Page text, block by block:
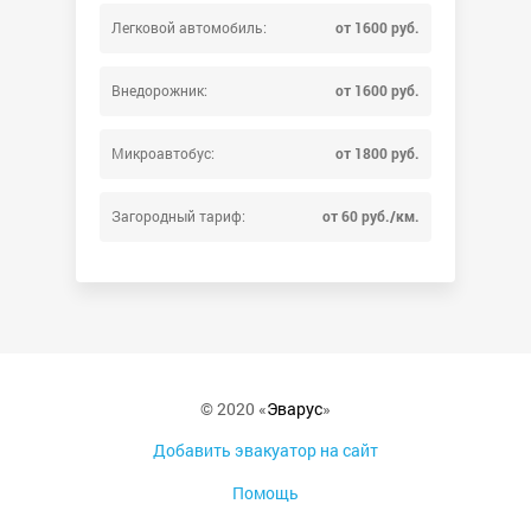
Легковой автомобиль: от 1600 руб.
Внедорожник: от 1600 руб.
Микроавтобус: от 1800 руб.
Загородный тариф: от 60 руб./км.
© 2020 «Эварус»
Добавить эвакуатор на сайт
Помощь